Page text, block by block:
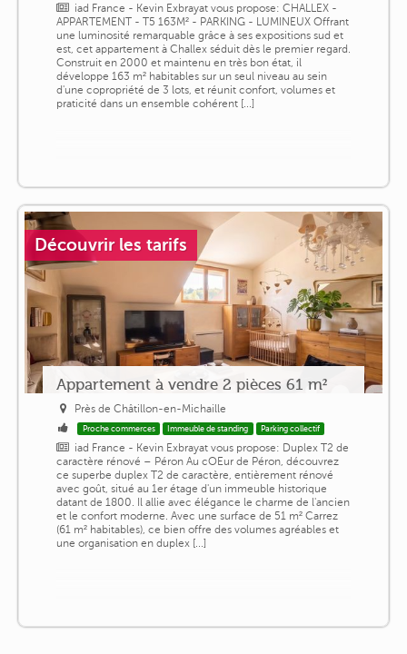
iad France - Kevin Exbrayat vous propose: CHALLEX -
APPARTEMENT - T5 163M² - PARKING - LUMINEUX Offrant
une luminosité remarquable grâce à ses expositions sud et
est, cet appartement à Challex séduit dès le premier regard.
Construit en 2000 et maintenu en très bon état, il
développe 163 m² habitables sur un seul niveau au sein
d'une copropriété de 3 lots, et réunit confort, volumes et
praticité dans un ensemble cohérent [...]
Découvrir les tarifs
Appartement à vendre 2 pièces 61 m²
Près de Châtillon-en-Michaille
Proche commerces Immeuble de standing Parking collectif
iad France - Kevin Exbrayat vous propose: Duplex T2 de
caractère rénové – Péron Au cOEur de Péron, découvrez
ce superbe duplex T2 de caractère, entièrement rénové
avec goût, situé au 1er étage d'un immeuble historique
datant de 1800. Il allie avec élégance le charme de l'ancien
et le confort moderne. Avec une surface de 51 m² Carrez
(61 m² habitables), ce bien offre des volumes agréables et
une organisation en duplex [...]